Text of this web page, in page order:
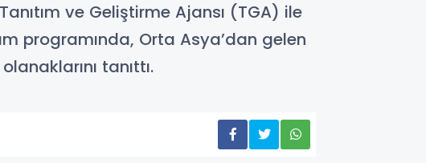
ve Geliştirme Ajansı (TGA) ile
programında, Orta Asya’dan gelen
tanıttı.